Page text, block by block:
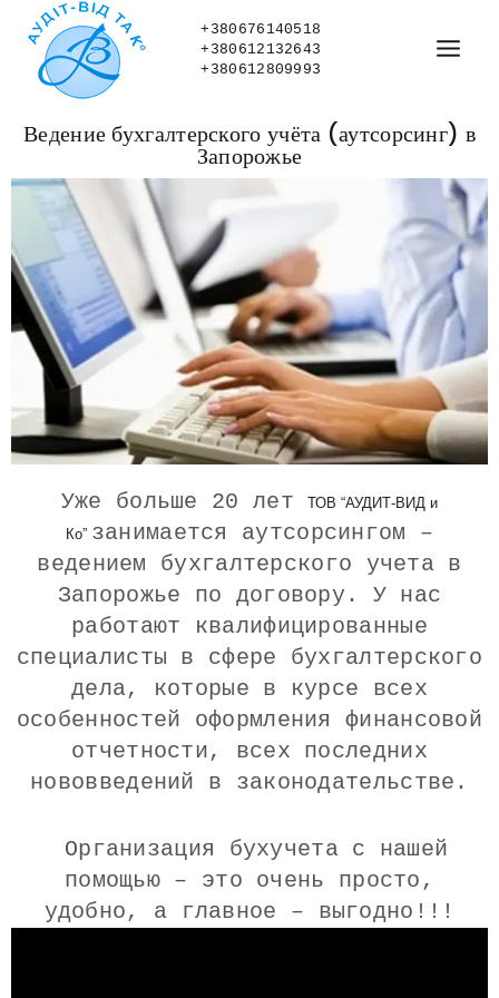
+380676140518
+380612132643
+380612809993
Ведение бухгалтерского учёта (аутсорсинг) в
Запорожье
Уже больше 20 летТОВ “АУДИТ-ВИД и
Ко” занимается аутсорсингом –
ведением бухгалтерского учета в
Запорожье по договору. У нас
работают квалифицированные
специалисты в сфере бухгалтерского
дела, которые в курсе всех
особенностей оформления финансовой
отчетности, всех последних
нововведений в законодательстве.
Организация бухучета с нашей
помощью – это очень просто,
удобно, а главное – выгодно!!!